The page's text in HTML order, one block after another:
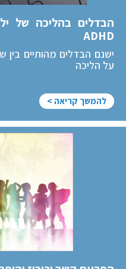
הבדלים בהליכה של
ADHD
ישנם הבדלים מהותיים
על הליכה
להמשך קריאה >